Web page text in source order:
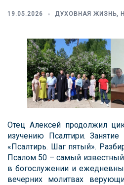
19.05.2026 ДУХОВНАЯ ЖИЗНЬ,
Отец Алексей продолжил
изучению Псалтири.
«Псалтирь. Шаг пятый».
Псалом 50 – самый
в богослужении и
вечерних молитвах